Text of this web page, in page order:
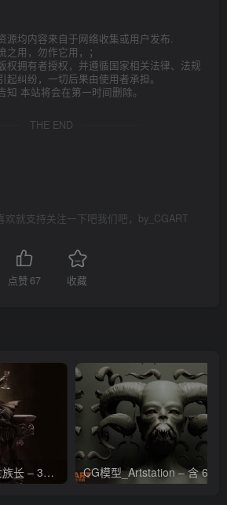
源均内容来自于网络收集或用户发布.
用，勿作它用，；
权拥有者授权，并遵循国家相关法律、法规
纠纷，一切后果由使用者承担。
本站将会在第一时间删除。
THE END
欢就支持关注一下吧我们吧，by_CGART
点赞67 收藏
CG模型_伊莎贝尔女族长 – 3D 模型_CGART_模型下载